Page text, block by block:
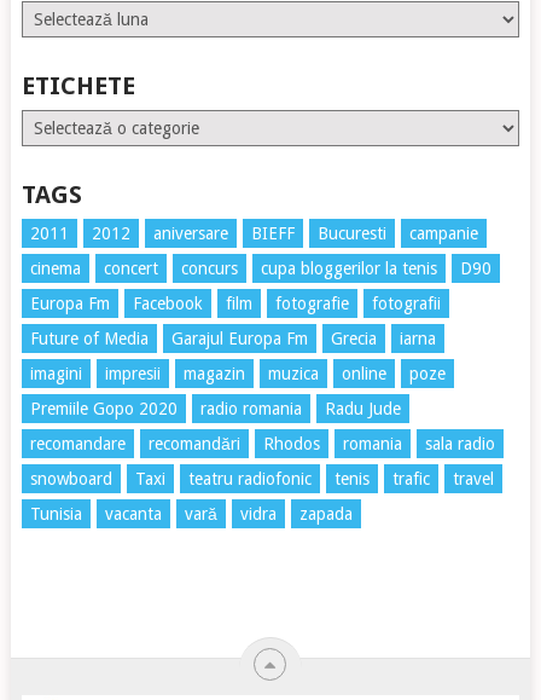
Arhive
ETICHETE
Etichete
TAGS
2011 2012 aniversare BIEFF Bucuresti
campanie
cinema
concert concurs cupa bloggerilor la tenis
D90
Europa Fm
Facebook film fotografie
fotografii
Future of Media
Garajul Europa Fm Grecia
iarna
imagini
impresii magazin muzica online
poze
Premiile Gopo 2020
radio romania
Radu Jude
recomandare
recomandări Rhodos romania
sala radio
snowboard
Taxi teatru radiofonic tenis trafic
travel
Tunisia
vacanta vară vidra zapada